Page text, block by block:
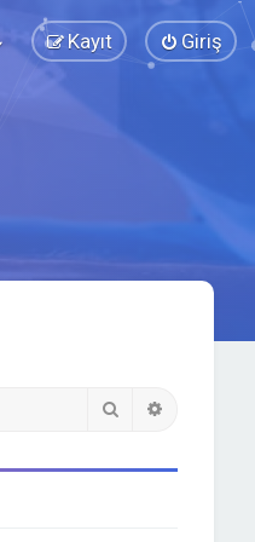
Giriş
Kayıt
Ara